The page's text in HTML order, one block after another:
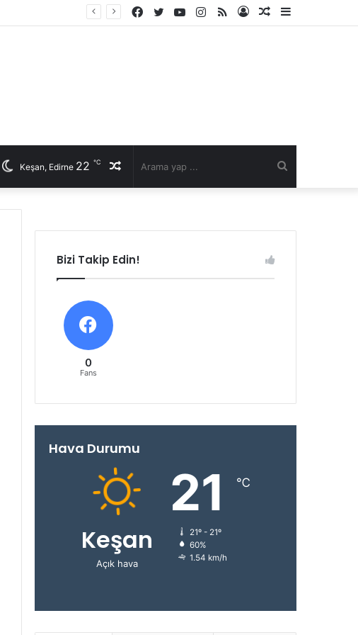
Kenar
Rastgele
Kayıt
RSS
Instagram
YouTube
Twitter
Facebook
Rastgele
Keşan, Edirne 22 ℃
Bizi Takip Edin!
0
Fans
Hava Durumu
Keşan
Açık hava
21 ℃
21º - 21º
60%
1.54 km/h